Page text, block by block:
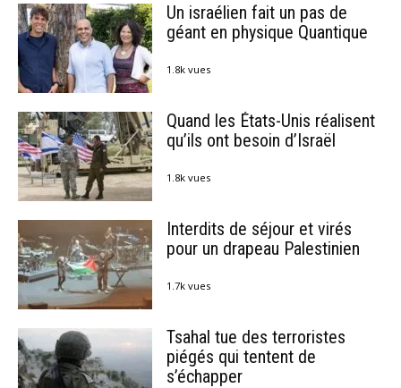
Un israélien fait un pas de
géant en physique Quantique
1.8k vues
Quand les États-Unis réalisent
qu’ils ont besoin d’Israël
1.8k vues
Interdits de séjour et virés
pour un drapeau Palestinien
1.7k vues
Tsahal tue des terroristes
piégés qui tentent de
s’échapper